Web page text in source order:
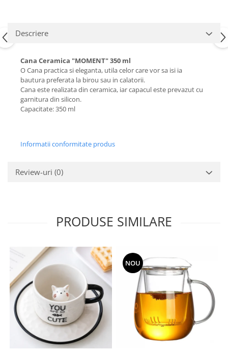
Descriere
Cana Ceramica "MOMENT" 350 ml
O Cana practica si eleganta, utila celor care vor sa isi ia
bautura preferata la birou sau in calatorii.
Cana este realizata din ceramica, iar capacul este prevazut cu
garnitura din silicon.
Capacitate: 350 ml
Informatii conformitate produs
Review-uri (0)
PRODUSE SIMILARE
NOU